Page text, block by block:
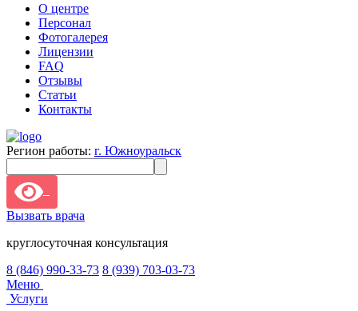
О центре
Персонал
Фотогалерея
Лицензии
FAQ
Отзывы
Статьи
Контакты
Регион работы: г. Южноуральск
Вызвать врача
круглосуточная консультация
8 (846) 990-33-73 8 (939) 703-03-73
Меню
Услуги